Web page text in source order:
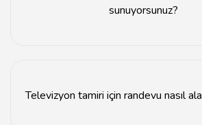
sunuyorsunuz?
Televizyon tamiri için randevu nasıl